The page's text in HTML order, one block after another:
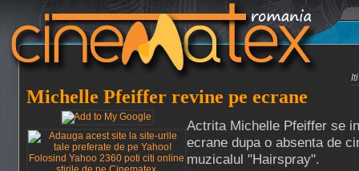
Michelle Pfeiffer revine pe ecrane
Actrita Michelle Pfeiffer se
ecrane dupa o absenta de
muzicalul "Hairspray".